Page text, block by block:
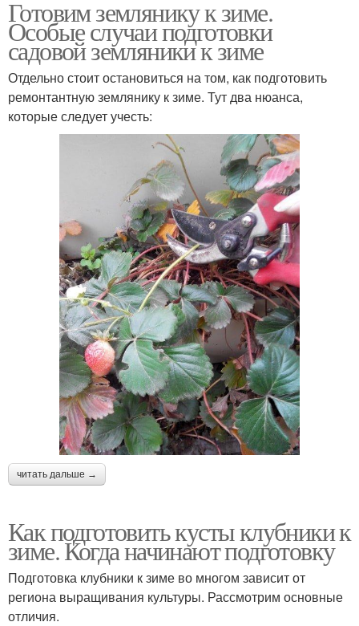
Готовим землянику к зиме.
Особые случаи подготовки
садовой земляники к зиме
Отдельно стоит остановиться на том, как подготовить
ремонтантную землянику к зиме. Тут два нюанса,
которые следует учесть:
читать дальше →
Как подготовить кусты клубники к
зиме. Когда начинают подготовку
Подготовка клубники к зиме во многом зависит от
региона выращивания культуры. Рассмотрим основные
отличия.